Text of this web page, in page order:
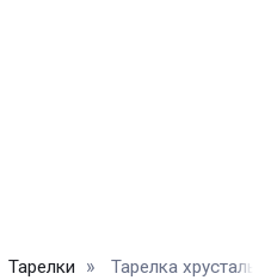
Тарелки Тарелка хрусталь